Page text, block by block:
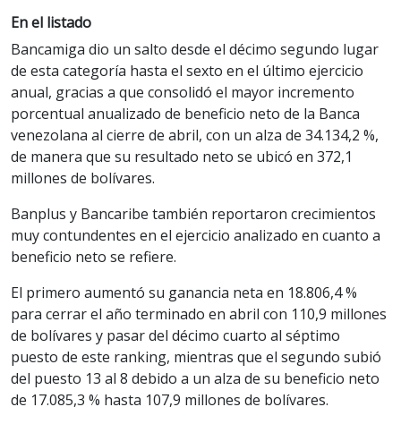
En el listado
Bancamiga dio un salto desde el décimo segundo lugar
de esta categoría hasta el sexto en el último ejercicio
anual, gracias a que consolidó el mayor incremento
porcentual anualizado de beneficio neto de la Banca
venezolana al cierre de abril, con un alza de 34.134,2 %,
de manera que su resultado neto se ubicó en 372,1
millones de bolívares.
Banplus y Bancaribe también reportaron crecimientos
muy contundentes en el ejercicio analizado en cuanto a
beneficio neto se refiere.
El primero aumentó su ganancia neta en 18.806,4 %
para cerrar el año terminado en abril con 110,9 millones
de bolívares y pasar del décimo cuarto al séptimo
puesto de este ranking, mientras que el segundo subió
del puesto 13 al 8 debido a un alza de su beneficio neto
de 17.085,3 % hasta 107,9 millones de bolívares.